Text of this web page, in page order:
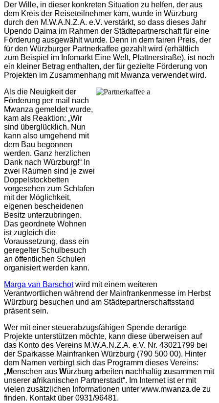
Der Wille, in dieser konkreten Situation zu helfen, der aus
dem Kreis der Reiseteilnehmer kam, wurde in Würzburg
durch den M.W.A.N.Z.A. e.V. verstärkt, so dass dieses Jahr
Upendo Daima im Rahmen der Städtepartnerschaft für eine
Förderung ausgewählt wurde. Denn in dem fairen Preis, der
für den Würzburger Partnerkaffee gezahlt wird (erhältlich
zum Beispiel im Infomarkt Eine Welt, Plattnerstraße), ist noch
ein kleiner Betrag enthalten, der für gezielte Förderung von
Projekten im Zusammenhang mit Mwanza verwendet wird.
Als die Neuigkeit der
Förderung per mail nach
Mwanza gemeldet wurde,
kam als Reaktion: „Wir
sind überglücklich. Nun
kann also umgehend mit
dem Bau begonnen
werden. Ganz herzlichen
Dank nach Würzburg!“ In
zwei Räumen sind je zwei
Doppelstockbetten
vorgesehen zum Schlafen
mit der Möglichkeit,
eigenen bescheidenen
Besitz unterzubringen.
Das geordnete Wohnen
ist zugleich die
Voraussetzung, dass ein
geregelter Schulbesuch
an öffentlichen Schulen
organisiert werden kann.
Marga van Barschotwird mit einem weiteren
Verantwortlichen während der Mainfrankenmesse im Herbst
Würzburg besuchen und am Städtepartnerschaftsstand
präsent sein.
Wer mit einer steuerabzugsfähigen Spende derartige
Projekte unterstützen möchte, kann diese überweisen auf
das Konto des Vereins M.W.A.N.Z.A. e.V. Nr. 43021799 bei
der Sparkasse Mainfranken Würzburg (790 500 00). Hinter
dem Namen verbirgt sich das Programm dieses Vereins:
„Menschen aus Würzburg arbeiten nachhaltig zusammen mit
unserer afrikanischen Partnerstadt“. Im Internet ist er mit
vielen zusätzlichen Informationen unter www.mwanza.de zu
finden. Kontakt über 0931/96481.